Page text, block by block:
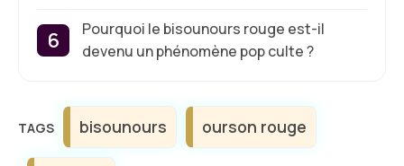
Pourquoi le bisounours rouge est-il
devenu un phénomène pop culte ?
Étiquettes
bisounours ourson rouge